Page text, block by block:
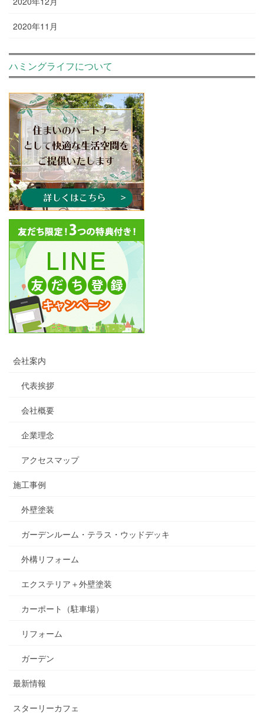
2020年11月
ハミングライフについて
会社案内
代表挨拶
会社概要
企業理念
アクセスマップ
施工事例
外壁塗装
ガーデンルーム・テラス・ウッドデッキ
外構リフォーム
エクステリア＋外壁塗装
カーポート（駐車場）
リフォーム
ガーデン
最新情報
スターリーカフェ